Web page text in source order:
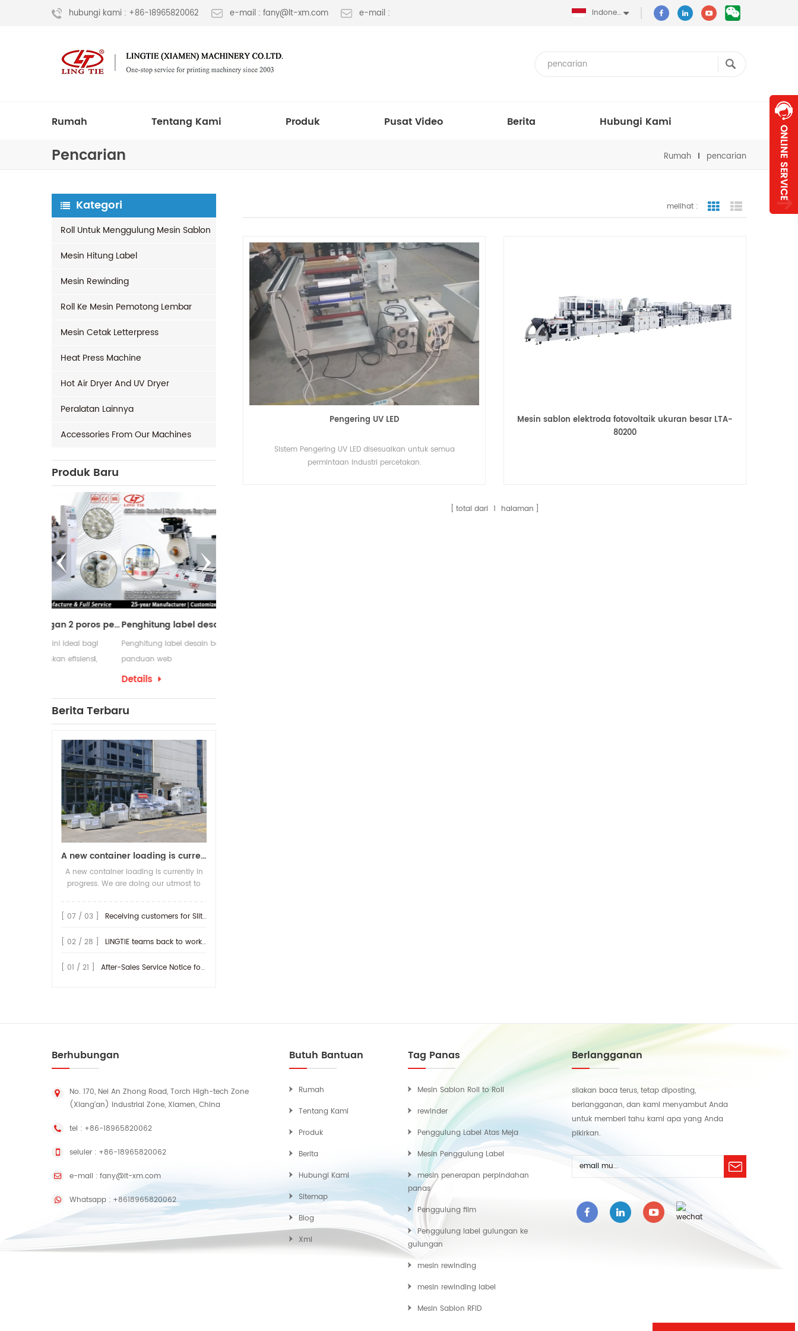
hubungi kami : +86-18965820062 e-mail : fany@lt-xm.com e-mail : Indonesia
Rumah Tentang Kami Produk Pusat Video Berita Hubungi Kami
Pencarian Rumah pencarian
Kategori
Roll Untuk Menggulung Mesin Sablon
Mesin Hitung Label
Mesin Rewinding
Roll Ke Mesin Pemotong Lembar
Mesin Cetak Letterpress
Heat Press Machine
Hot Air Dryer And UV Dryer
Peralatan Lainnya
Accessories From Our Machines
Produk Baru
Mesin pemotong dengan 2 poros penggulung ulang Penghitung label desain baru dengan panduan web
Penghitung label desain baru dengan
panduan web
Berita Terbaru
A new container loading is currently in progress.
A new container loading is currently in
progress. We are doing our utmost to
earliest possible time.
[ 07 / 03 ] Receiving customers for Slitting machine with differential Slip Shaft
[ 02 / 28 ] LINGTIE teams back to work at Feb.25th.
[ 01 / 21 ] After-Sales Service Notice for Turkey Region
melihat : tampilan bergaris
tampilan
Pengering UV LED
Sistem Pengering UV LED disesuaikan untuk semua
permintaan industri percetakan.
Mesin sablon elektroda fotovoltaik ukuran besar LTA-
80200
total dari 1 halaman
Berhubungan
No. 170, Nei An Zhong Road, Torch High-tech Zone
(Xiang'an) Industrial Zone, Xiamen, China
tel : +86-18965820062
seluler : +86-18965820062
e-mail : fany@lt-xm.com
Whatsapp : +8618965820062
Butuh Bantuan
Rumah
Tentang Kami
Produk
Berita
Hubungi Kami
Sitemap
Blog
Xml
Tag Panas
Mesin Sablon Roll to Roll
rewinder
Penggulung Label Atas Meja
Mesin Penggulung Label
mesin penerapan perpindahan
panas
Penggulung film
Penggulung label gulungan ke
gulungan
mesin rewinding
mesin rewinding label
Mesin Sablon RFID
Berlangganan
silakan baca terus, tetap diposting,
berlangganan, dan kami menyambut Anda
untuk memberi tahu kami apa yang Anda
pikirkan.